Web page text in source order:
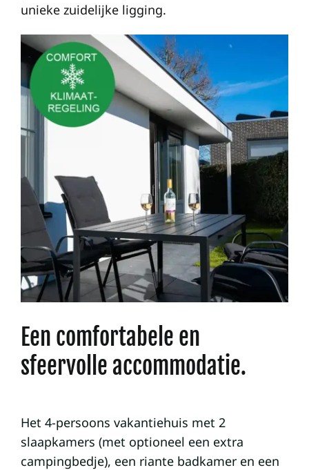
unieke zuidelijke ligging.
Een comfortabele en
sfeervolle accommodatie.
Het 4-persoons vakantiehuis met 2
slaapkamers (met optioneel een extra
campingbedje), een riante badkamer en een